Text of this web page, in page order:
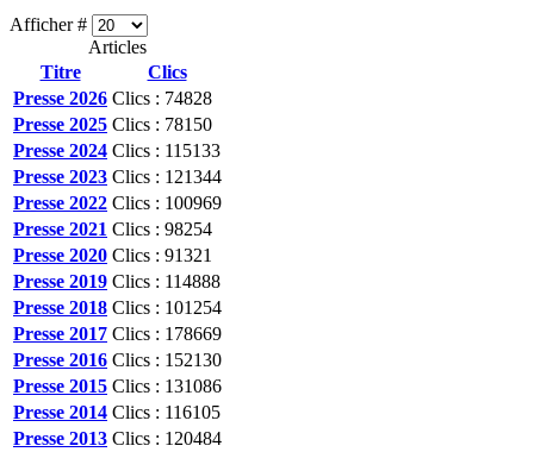
Afficher #
Articles
Titre
Clics
Presse 2026 Clics : 74828
Presse 2025 Clics : 78150
Presse 2024 Clics : 115133
Presse 2023 Clics : 121344
Presse 2022 Clics : 100969
Presse 2021 Clics : 98254
Presse 2020 Clics : 91321
Presse 2019 Clics : 114888
Presse 2018 Clics : 101254
Presse 2017 Clics : 178669
Presse 2016 Clics : 152130
Presse 2015 Clics : 131086
Presse 2014 Clics : 116105
Presse 2013 Clics : 120484